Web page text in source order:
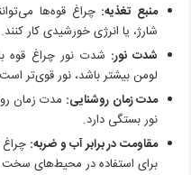
منبع تغذیه: چراغ قوه‌ها
شارژ، یا انرژی خورشیدی کار کنند.
شدت نور: شدت نور چراغ قوه
لومن بیشتر باشد، نور قوی‌تر
مدت زمان روشنایی: مدت زمان
نور بستگی دارد.
مقاومت در برابر آب و ضربه: چراغ
برای استفاده در محیط‌های